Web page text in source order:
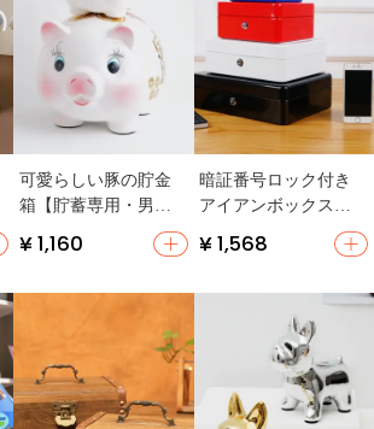
可愛らしい豚の貯金
箱【貯蓄専用・男女
¥ 1,160
暗証番号ロック付き
アイアンボックス貯
金箱【大容量・収納
に最適】
¥ 1,568